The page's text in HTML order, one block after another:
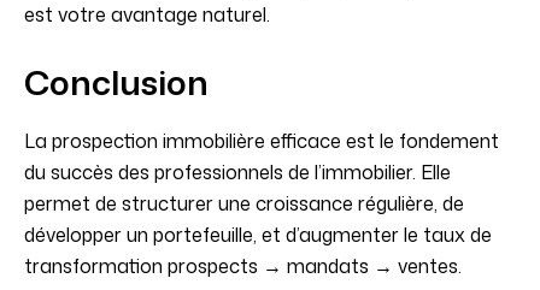
est votre avantage naturel.
Conclusion
La prospection immobilière efficace est le fondement
du succès des professionnels de l’immobilier. Elle
permet de structurer une croissance régulière, de
développer un portefeuille, et d’augmenter le taux de
transformation prospects → mandats → ventes.